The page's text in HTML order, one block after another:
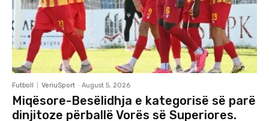
Futboll VeriuSport - August 5, 2026
Miqësore-Besëlidhja e kategorisë së parë
dinjitoze përballë Vorës së Superiores.